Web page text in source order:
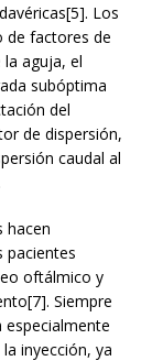
Los
de factores de
aguja, el
subóptima
del
de dispersión,
caudal al
hacen
pacientes
oftálmico y
Siempre
especialmente
inyección, ya